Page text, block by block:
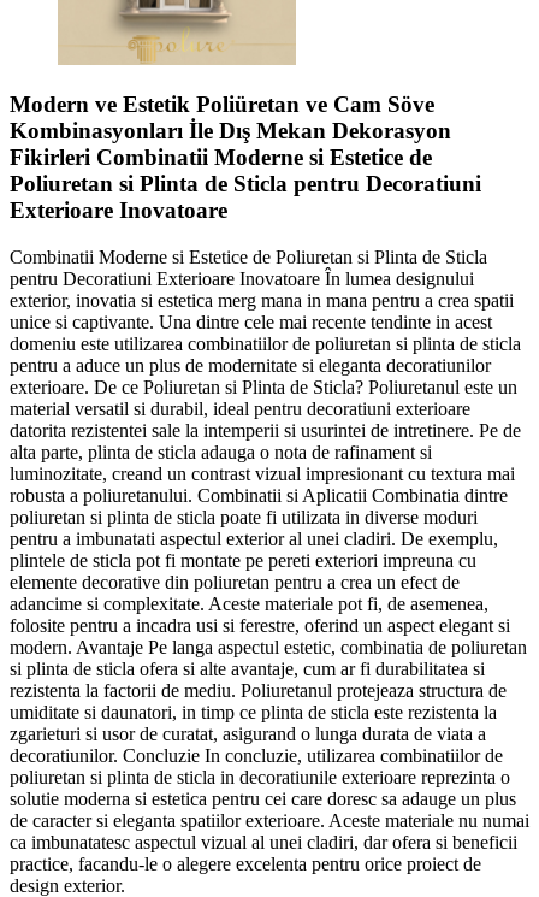
Modern ve Estetik Poliüretan ve Cam Söve
Kombinasyonları İle Dış Mekan Dekorasyon
Fikirleri Combinatii Moderne si Estetice de
Poliuretan si Plinta de Sticla pentru Decoratiuni
Exterioare Inovatoare
Combinatii Moderne si Estetice de Poliuretan si Plinta de Sticla
pentru Decoratiuni Exterioare Inovatoare În lumea designului
exterior, inovatia si estetica merg mana in mana pentru a crea spatii
unice si captivante. Una dintre cele mai recente tendinte in acest
domeniu este utilizarea combinatiilor de poliuretan si plinta de sticla
pentru a aduce un plus de modernitate si eleganta decoratiunilor
exterioare. De ce Poliuretan si Plinta de Sticla? Poliuretanul este un
material versatil si durabil, ideal pentru decoratiuni exterioare
datorita rezistentei sale la intemperii si usurintei de intretinere. Pe de
alta parte, plinta de sticla adauga o nota de rafinament si
luminozitate, creand un contrast vizual impresionant cu textura mai
robusta a poliuretanului. Combinatii si Aplicatii Combinatia dintre
poliuretan si plinta de sticla poate fi utilizata in diverse moduri
pentru a imbunatati aspectul exterior al unei cladiri. De exemplu,
plintele de sticla pot fi montate pe pereti exteriori impreuna cu
elemente decorative din poliuretan pentru a crea un efect de
adancime si complexitate. Aceste materiale pot fi, de asemenea,
folosite pentru a incadra usi si ferestre, oferind un aspect elegant si
modern. Avantaje Pe langa aspectul estetic, combinatia de poliuretan
si plinta de sticla ofera si alte avantaje, cum ar fi durabilitatea si
rezistenta la factorii de mediu. Poliuretanul protejeaza structura de
umiditate si daunatori, in timp ce plinta de sticla este rezistenta la
zgarieturi si usor de curatat, asigurand o lunga durata de viata a
decoratiunilor. Concluzie In concluzie, utilizarea combinatiilor de
poliuretan si plinta de sticla in decoratiunile exterioare reprezinta o
solutie moderna si estetica pentru cei care doresc sa adauge un plus
de caracter si eleganta spatiilor exterioare. Aceste materiale nu numai
ca imbunatatesc aspectul vizual al unei cladiri, dar ofera si beneficii
practice, facandu-le o alegere excelenta pentru orice proiect de
design exterior.